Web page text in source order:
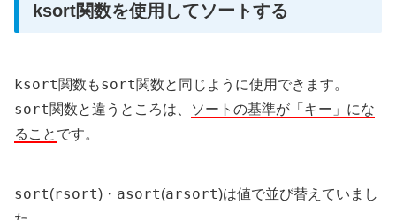
ksort関数を使用してソートする
ksort関数もsort関数と同じように使用できます。
sort関数と違うところは、
ソートの基準が「キー」にな
ること です。
sort(rsort)・ asort(arsort)は値で並び替えていまし